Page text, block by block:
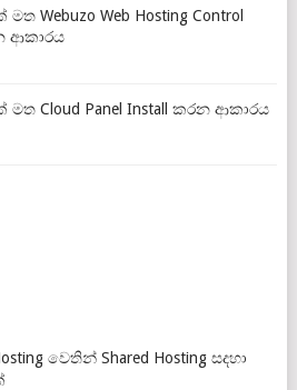
මත Webuzo Web Hosting Control
ආකාරය
මත Cloud Panel Install කරන ආකාරය
වෙතින් Shared Hosting සදහා